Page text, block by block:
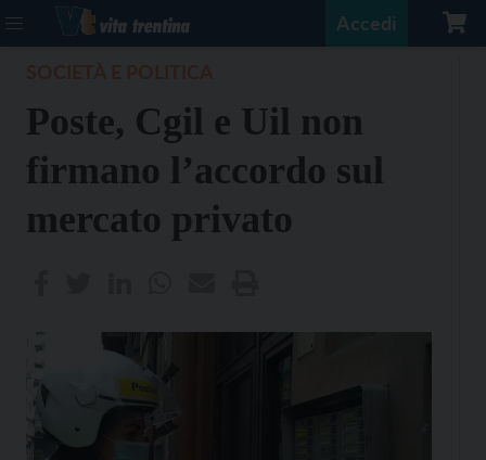
Accedi
Poste, Cgil e Uil non
firmano l’accordo sul
mercato privato